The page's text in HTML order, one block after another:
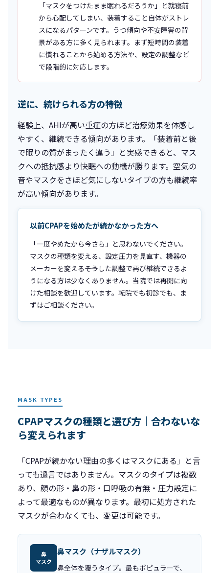
「マスクをつけたまま眠れるだろうか」と就寝前
から心配してしまい、装着すること自体がストレ
スになるパターンです。うつ傾向や不安障害の背
景がある方に多く見られます。まず短時間の装着
に慣れることから始める方法や、設定の調整など
で段階的に対応します。
逆に、続けられる方の特徴
経験上、AHIが高い重症の方ほど治療効果を体感し
やすく、継続できる傾向があります。「装着前と後
で眠りの質がまったく違う」と実感できると、マス
クへの抵抗感より快眠への動機が勝ります。空気の
音やマスクをさほど気にしないタイプの方も継続率
が高い傾向があります。
以前CPAPを始めたが続かなかった方へ
「一度やめたから今さら」と思わないでください。
マスクの種類を変える、設定圧力を見直す、機器の
メーカーを変える――そうした調整で再び継続できるよ
うになる方は少なくありません。当院では再開に向
けた相談を歓迎しています。転院でも初診でも、ま
ずはご相談ください。
MASK TYPES
CPAPマスクの種類と選び方｜合わないな
ら変えられます
「CPAPが続かない理由の多くはマスクにある」と言
っても過言ではありません。マスクのタイプは複数
あり、顔の形・鼻の形・口呼吸の有無・圧力設定に
よって最適なものが異なります。最初に処方された
マスクが合わなくても、変更は可能です。
鼻
マスク
鼻マスク（ナザルマスク）
鼻全体を覆うタイプ。最もポピュラーで、